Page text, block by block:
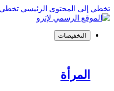
تخطي إلى المحتوى الرئيسي تخطي
التخفيضات
المرأة